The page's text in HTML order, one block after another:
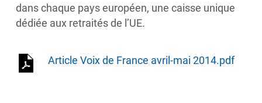
dans chaque pays européen, une caisse unique
dédiée aux retraités de l’UE.
Article Voix de France avril-mai 2014.pdf